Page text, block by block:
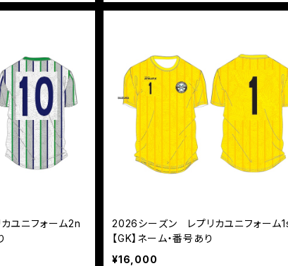
ユニフォーム2n
2026シーズン レプリカユニフォーム
【GK】ネーム・番号あり
¥16,000